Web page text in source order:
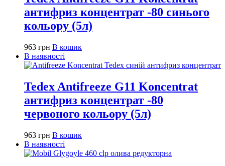
антифриз концентрат -80 синього
кольору (5л)
963 грн В кошик
В наявності
Tedex Antifreeze G11 Koncentrat
антифриз концентрат -80
червоного кольору (5л)
963 грн В кошик
В наявності